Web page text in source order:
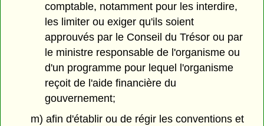
comptable, notamment pour les interdire,
les limiter ou exiger qu'ils soient
approuvés par le Conseil du Trésor ou par
le ministre responsable de l'organisme ou
d'un programme pour lequel l'organisme
reçoit de l'aide financière du
gouvernement;
m) afin d'établir ou de régir les conventions et